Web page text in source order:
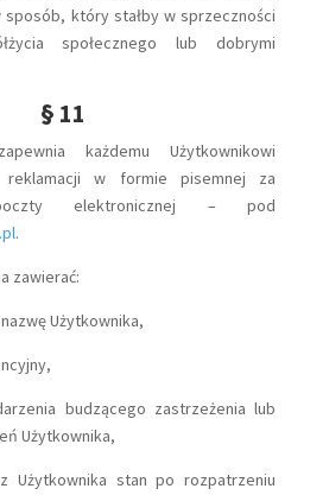
sposób, który stałby w sprzeczności
społecznego lub dobrymi
§ 11
każdemu Użytkownikowi
reklamacji w formie pisemnej za
elektronicznej – pod
.
zawierać:
Użytkownika,
budzącego zastrzeżenia lub
Użytkownika,
Użytkownika stan po rozpatrzeniu